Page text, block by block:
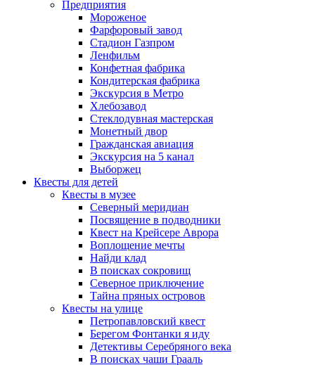
Предприятия
Мороженое
Фарфоровый завод
Стадион Газпром
Ленфильм
Конфетная фабрика
Кондитерская фабрика
Экскурсия в Метро
Хлебозавод
Стеклодувная мастерская
Монетный двор
Гражданская авиация
Экскурсия на 5 канал
Выборжец
Квесты для детей
Квесты в музее
Северный меридиан
Посвящение в подводники
Квест на Крейсере Аврора
Воплощение мечты
Найди клад
В поисках сокровищ
Северное приключение
Тайна пряных островов
Квесты на улице
Петропавловский квест
Берегом Фонтанки я иду
Детективы Серебряного века
В поисках чаши Грааль